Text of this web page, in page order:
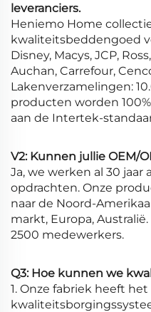
leveranciers.
Heniemo Home
kwaliteitsbeddengoed
Disney, Macys, JCP,
Auchan, Carrefour,
Lakenverzamelingen:
producten worden
aan de Intertek-
V2: Kunnen jullie OEM/
Ja, we werken al 30 jaar
opdrachten. Onze
naar de Noord-
markt, Europa,
2500 medewerkers.
Q3: Hoe kunnen we
1. Onze fabriek heeft